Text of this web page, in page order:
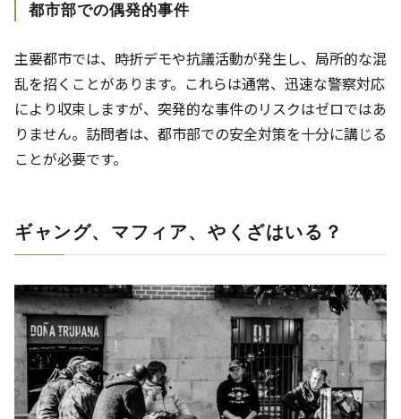
都市部での偶発的事件
主要都市では、時折デモや抗議活動が発生し、局所的な混
乱を招くことがあります。これらは通常、迅速な警察対応
により収束しますが、突発的な事件のリスクはゼロではあ
りません。訪問者は、都市部での安全対策を十分に講じる
ことが必要です。
ギャング、マフィア、やくざはいる？